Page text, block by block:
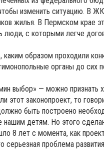
изменить ситуацию. В
жилья. В Пермском крае
с которыми легче
каким образом проходили
органы до сих
выбор» — можно признать
этот законопроект, то
быть построено
нашим детям. Но этого
8 лет с момента, как
серьезная проблема